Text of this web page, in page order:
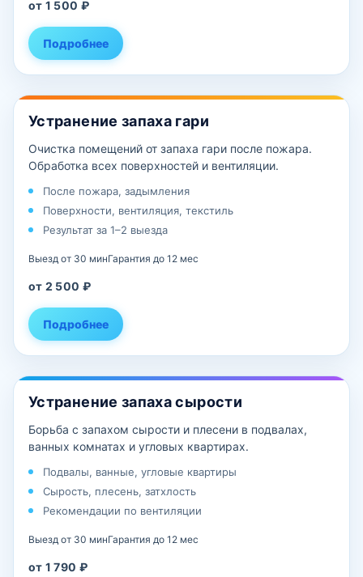
от 1 500 ₽
Подробнее
Устранение запаха гари
Очистка помещений от запаха гари после пожара.
Обработка всех поверхностей и вентиляции.
После пожара, задымления
Поверхности, вентиляция, текстиль
Результат за 1–2 выезда
Выезд от 30 минГарантия до 12 мес
от 2 500 ₽
Подробнее
Устранение запаха сырости
Борьба с запахом сырости и плесени в подвалах,
ванных комнатах и угловых квартирах.
Подвалы, ванные, угловые квартиры
Сырость, плесень, затхлость
Рекомендации по вентиляции
Выезд от 30 минГарантия до 12 мес
от 1 790 ₽